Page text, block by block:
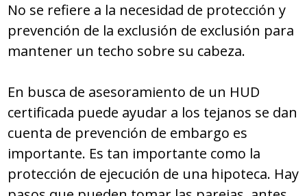
No se refiere a la necesidad de protección y
prevención de la exclusión de exclusión para
mantener un techo sobre su cabeza.
En busca de asesoramiento de un HUD
certificada puede ayudar a los tejanos se dan
cuenta de prevención de embargo es
importante. Es tan importante como la
protección de ejecución de una hipoteca. Hay